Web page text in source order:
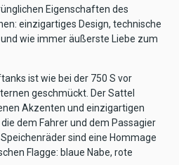
Eigenschaften des
einzigartiges Design, technische
wie immer äußerste Liebe zum
ist wie bei der 750 S vor
geschmückt. Der Sattel
Akzenten und einzigartigen
dem Fahrer und dem Passagier
sind eine Hommage
Flagge: blaue Nabe, rote